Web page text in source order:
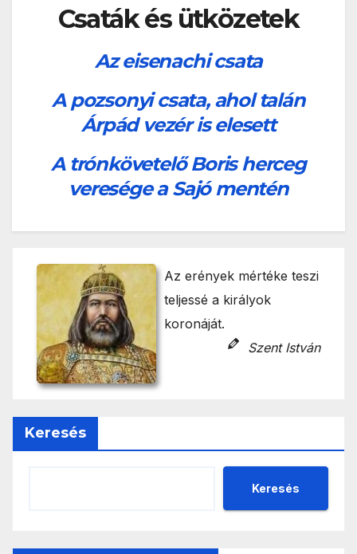
Csaták és ütközetek
Az eisenachi csata
A pozsonyi csata, ahol talán
Árpád vezér is elesett
A trónkövetelő Boris herceg
veresége a Sajó mentén
Az erények mértéke teszi
teljessé a királyok
koronáját.
Szent István
Keresés
Keresés